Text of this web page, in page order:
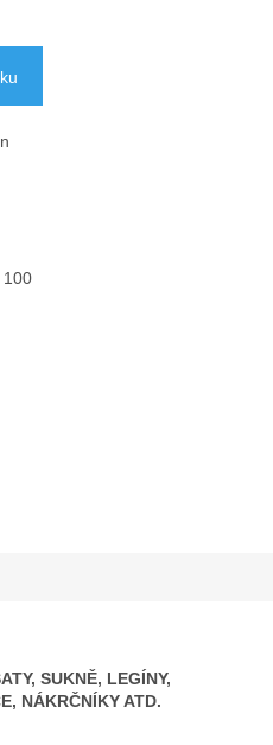
100
SUKNĚ, LEGÍNY,
NÁKRČNÍKY ATD.